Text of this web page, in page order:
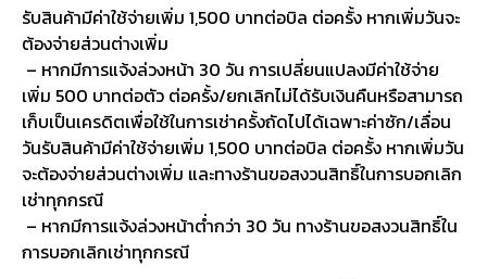
รับสินค้ามีค่าใช้จ่ายเพิ่ม 1,500 บาทต่อบิล ต่อครั้ง หากเพิ่มวันจะ
ต้องจ่ายส่วนต่างเพิ่ม
– หากมีการแจ้งล่วงหน้า 30 วัน การเปลี่ยนแปลงมีค่าใช้จ่าย
เพิ่ม 500 บาทต่อตัว ต่อครั้ง/ยกเลิกไม่ได้รับเงินคืนหรือสามารถ
เก็บเป็นเครดิตเพื่อใช้ในการเช่าครั้งถัดไปได้เฉพาะค่าซัก/เลื่อน
วันรับสินค้ามีค่าใช้จ่ายเพิ่ม 1,500 บาทต่อบิล ต่อครั้ง หากเพิ่มวัน
จะต้องจ่ายส่วนต่างเพิ่ม และทางร้านขอสงวนสิทธิ์ในการบอกเลิก
เช่าทุกกรณี
– หากมีการแจ้งล่วงหน้าต่ำกว่า 30 วัน ทางร้านขอสงวนสิทธิ์ใน
การบอกเลิกเช่าทุกกรณี